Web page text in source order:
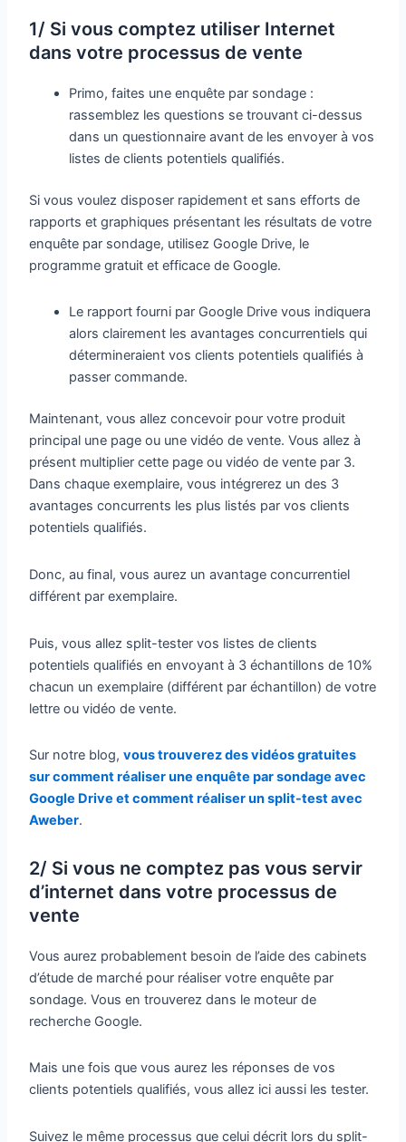
1/ Si vous comptez utiliser Internet
dans votre processus de vente
Primo, faites une enquête par sondage :
rassemblez les questions se trouvant ci-dessus
dans un questionnaire avant de les envoyer à vos
listes de clients potentiels qualifiés.
Si vous voulez disposer rapidement et sans efforts de
rapports et graphiques présentant les résultats de votre
enquête par sondage, utilisez Google Drive, le
programme gratuit et efficace de Google.
Le rapport fourni par Google Drive vous indiquera
alors clairement les avantages concurrentiels qui
détermineraient vos clients potentiels qualifiés à
passer commande.
Maintenant, vous allez concevoir pour votre produit
principal une page ou une vidéo de vente. Vous allez à
présent multiplier cette page ou vidéo de vente par 3.
Dans chaque exemplaire, vous intégrerez un des 3
avantages concurrents les plus listés par vos clients
potentiels qualifiés.
Donc, au final, vous aurez un avantage concurrentiel
différent par exemplaire.
Puis, vous allez split-tester vos listes de clients
potentiels qualifiés en envoyant à 3 échantillons de 10%
chacun un exemplaire (différent par échantillon) de votre
lettre ou vidéo de vente.
Sur notre blog,vous trouverez des vidéos gratuites
sur comment réaliser une enquête par sondage avec
Google Drive et comment réaliser un split-test avec
Aweber.
2/ Si vous ne comptez pas vous servir
d’internet dans votre processus de
vente
Vous aurez probablement besoin de l’aide des cabinets
d’étude de marché pour réaliser votre enquête par
sondage. Vous en trouverez dans le moteur de
recherche Google.
Mais une fois que vous aurez les réponses de vos
clients potentiels qualifiés, vous allez ici aussi les tester.
Suivez le même processus que celui décrit lors du split-